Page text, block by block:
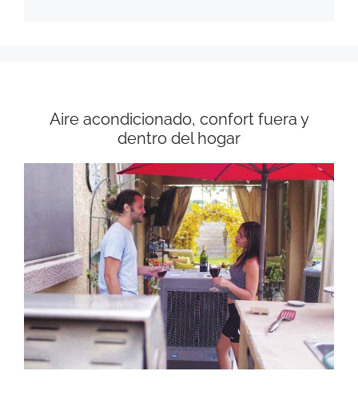
Aire acondicionado, confort fuera y
dentro del hogar